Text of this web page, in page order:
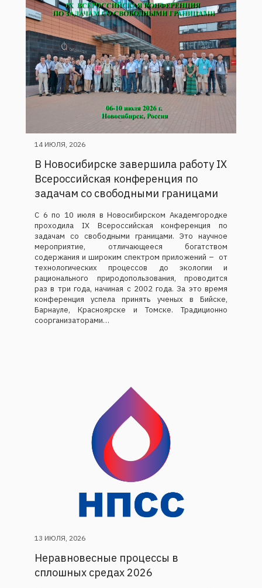
14 ИЮЛЯ, 2026
В Новосибирске завершила работу IX
Всероссийская конференция по
задачам со свободными границами
С 6 по 10 июля в Новосибирском Академгородке
проходила IX Всероссийская конференция по
задачам со свободными границами. Это научное
мероприятие, отличающееся богатством
содержания и широким спектром приложений – от
технологических процессов до экологии и
рационального природопользования, проводится
раз в три года, начиная с 2002 года. За это время
конференция успела принять ученых в Бийске,
Барнауле, Красноярске и Томске. Традиционно
соорганизаторами…
13 ИЮЛЯ, 2026
Неравновесные процессы в
сплошных средах 2026